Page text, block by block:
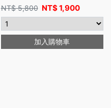
NT$5,800 NT$1,900
加入購物車